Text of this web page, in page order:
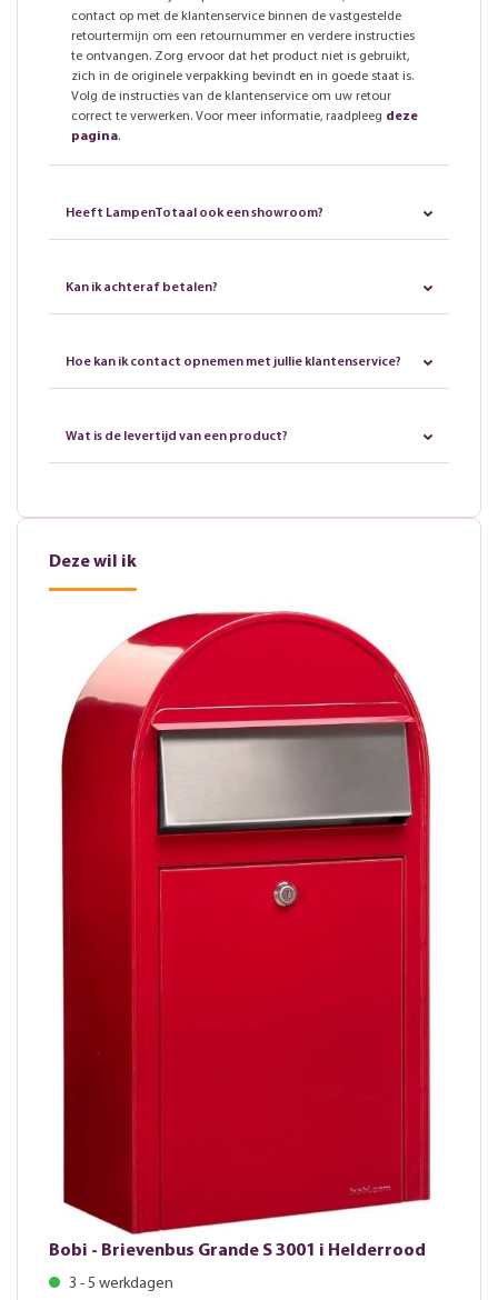
contact op met de klantenservice binnen de vastgestelde
retourtermijn om een retournummer en verdere instructies
te ontvangen. Zorg ervoor dat het product niet is gebruikt,
zich in de originele verpakking bevindt en in goede staat is.
Volg de instructies van de klantenservice om uw retour
correct te verwerken. Voor meer informatie, raadpleeg deze
pagina.
Heeft LampenTotaal ook een showroom?
Kan ik achteraf betalen?
Hoe kan ik contact opnemen met jullie klantenservice?
Wat is de levertijd van een product?
Deze wil ik
Bobi - Brievenbus Grande S 3001 i Helderrood
3 - 5 werkdagen